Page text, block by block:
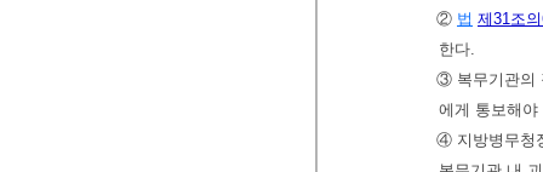
② 법 제31조
한다.
③ 복무기관의
에게 통보해야
④ 지방병무청